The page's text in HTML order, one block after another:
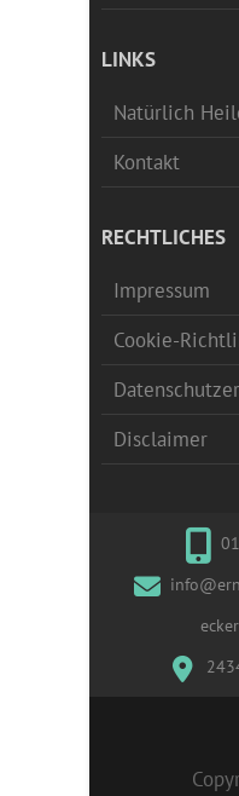
LINKS
Natürlich
Kontakt
RECHTLICHES
Impressum
Cookie-
Disclaimer